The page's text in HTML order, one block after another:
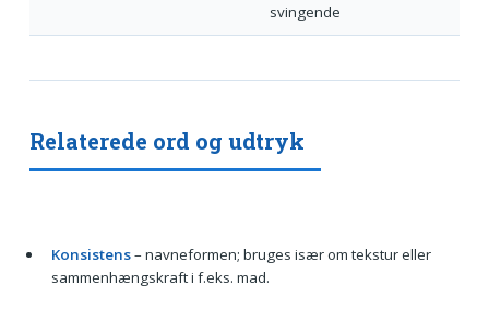
svingende
Relaterede ord og udtryk
Konsistens– navneformen; bruges især om tekstur eller
sammenhængskraft i f.eks. mad.